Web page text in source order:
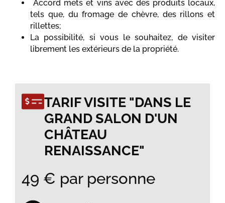
Accord mets et vins avec des produits locaux,
tels que, du fromage de chèvre, des rillons et
rillettes;
La possibilité, si vous le souhaitez, de visiter
librement les extérieurs de la propriété.
TARIF VISITE "DANS LE
GRAND SALON D'UN
CHÂTEAU
RENAISSANCE"
49 € par personne